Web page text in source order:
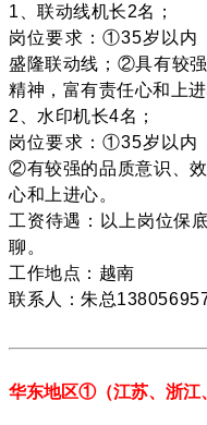
1、联动线机长2名；
岗位要求：①35岁以内
盛隆联动线；②具有较
精神，富有责任心和上进
2、水印机长4名；
岗位要求：①35岁以内
②有较强的品质意识、
心和上进心。
工资待遇：以上岗位保
聊。
工作地点：越南
联系人：朱总
华东地区①（江苏、 浙江